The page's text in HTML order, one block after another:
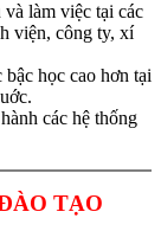
làm việc tại các
viện, công ty, xí
học cao hơn tại
các hệ thống
TẠO